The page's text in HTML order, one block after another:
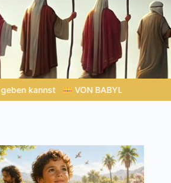
EWIGEN REICH | Kap.1 – Miniserie 4: